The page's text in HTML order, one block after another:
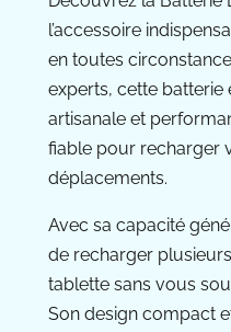
l’accessoire
en toutes
experts, cette
artisanale et
fiable pour recharger
déplacements.
Avec sa capacité
de recharger
tablette sans vous
Son design compact